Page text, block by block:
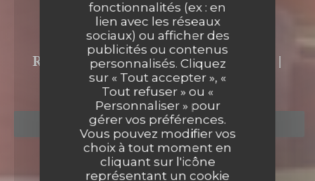
fonctionnalités (ex : en
lien avec les réseaux
sociaux) ou afficher des
publicités ou contenus
personnalisés. Cliquez
sur « Tout accepter », «
Tout refuser » ou «
Personnaliser » pour
gérer vos préférences.
Vous pouvez modifier vos
choix à tout moment en
cliquant sur l'icône
représentant un cookie
LA PASSAGÈRE
LA PASSAGÈRE
RESTAURANT - SALON DE THÉ |
NANTES
RÉSERVER